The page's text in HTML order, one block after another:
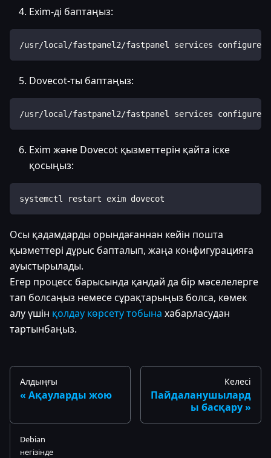
Exim-ді баптаңыз:
/usr/local/fastpanel2/fastpanel services configure
Dovecot-ты баптаңыз:
/usr/local/fastpanel2/fastpanel services configure
Exim және Dovecot қызметтерін қайта іске
қосыңыз:
systemctl restart exim dovecot
Осы қадамдарды орындағаннан кейін пошта
қызметтері дұрыс бапталып, жаңа конфигурацияға
ауыстырылады.
Егер процесс барысында қандай да бір мәселелерге
тап болсаңыз немесе сұрақтарыңыз болса, көмек
алу үшін қолдау көрсету тобына хабарласудан
тартынбаңыз.
Алдыңғы
Ақауларды жою
Келесі
Пайдаланушылард
ы басқару
Debian
негізінде